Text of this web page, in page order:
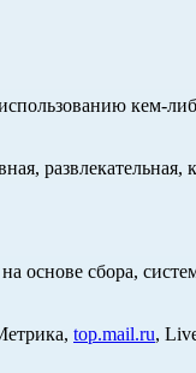
кем-
развлекательная,
сбора,
top.mail.ru,